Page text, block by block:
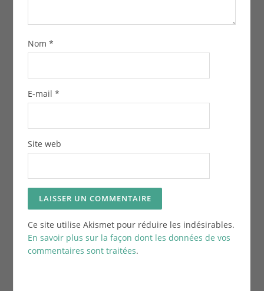
Nom *
E-mail *
Site web
Ce site utilise Akismet pour réduire les indésirables.
En savoir plus sur la façon dont les données de vos
commentaires sont traitées.